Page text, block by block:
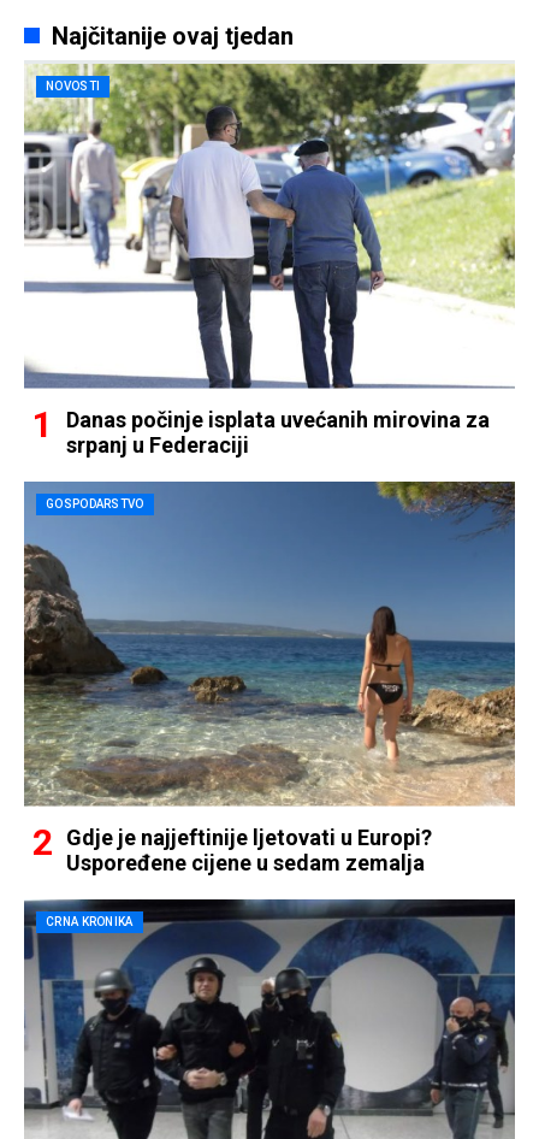
Najčitanije ovaj tjedan
NOVOSTI
Danas počinje isplata uvećanih mirovina za
srpanj u Federaciji
GOSPODARSTVO
Gdje je najjeftinije ljetovati u Europi?
Uspoređene cijene u sedam zemalja
CRNA KRONIKA